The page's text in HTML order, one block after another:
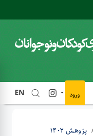
EN ورود
پژوهش 1402